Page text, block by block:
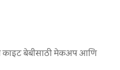
काइट बेबीसाठी मेकअप आणि